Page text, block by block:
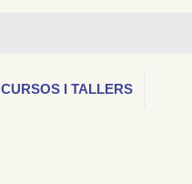
CURSOS I TALLERS